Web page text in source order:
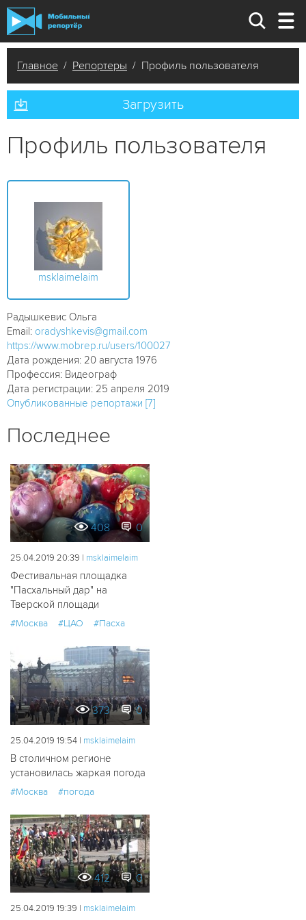
Главное / Репортеры / Профиль пользователя
Загрузить
Профиль пользователя
msklaimelaim
Радышкевис Ольга
Email: oradyshkevis@gmail.com
https://www.mobrep.ru/users/100027
Дата рождения: 20 августа 1976
Профессия: Видеограф
Дата регистрации: 25 апреля 2019
Опубликованные репортажи [7]
Последнее
408 0
25.04.2019 20:39 | msklaimelaim
Фестивальная площадка
"Пасхальный дар" на
Тверской площади
#Москва #ЦАО #Пасха
373 0
25.04.2019 19:54 | msklaimelaim
В столичном регионе
установилась жаркая погода
#Москва #погода
412 0
25.04.2019 19:39 | msklaimelaim